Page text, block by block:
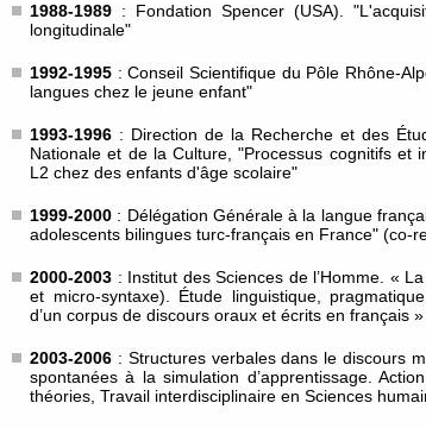
1988-1989 : Fondation Spencer (USA).
longitudinale"
1992-1995 : Conseil Scientifique du Pôle Rhône-
langues chez le jeune enfant"
1993-1996 : Direction de la Recherche et des
Nationale et de la Culture, "Processus cognitifs et
L2 chez des enfants d'âge scolaire"
1999-2000 : Délégation Générale à la langue
adolescents bilingues turc-français en France" (co-
2000-2003 : Institut des Sciences de l’Homme. «
et micro-syntaxe). Étude linguistique,
d’un corpus de discours oraux et écrits en français »
2003-2006 : Structures verbales dans le discours
spontanées à la simulation d’apprentissage.
théories, Travail interdisciplinaire en Sciences